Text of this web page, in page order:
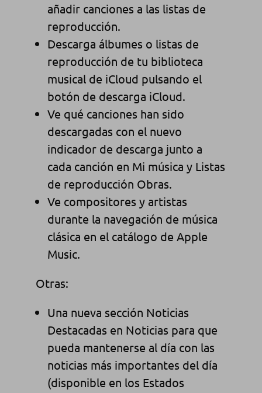
añadir canciones a las listas de
reproducción.
Descarga álbumes o listas de
reproducción de tu biblioteca
musical de iCloud pulsando el
botón de descarga iCloud.
Ve qué canciones han sido
descargadas con el nuevo
indicador de descarga junto a
cada canción en Mi música y Listas
de reproducción Obras.
Ve compositores y artistas
durante la navegación de música
clásica en el catálogo de Apple
Music.
Otras:
Una nueva sección Noticias
Destacadas en Noticias para que
pueda mantenerse al día con las
noticias más importantes del día
(disponible en los Estados